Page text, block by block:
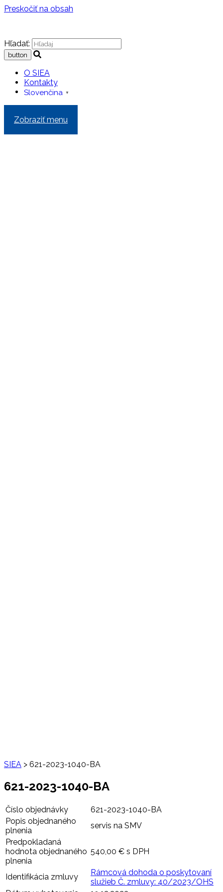
Preskočiť na obsah
Hľadať:
O SIEA
Kontakty
Slovenčina ▼
Zobraziť menu
SIEA > 621-2023-1040-BA
621-2023-1040-BA
Číslo objednávky
621-2023-1040-BA
Popis objednaného
plnenia
servis na SMV
Predpokladaná
hodnota objednaného
plnenia
540,00 € s DPH
Identifikácia zmluvy
Rámcová dohoda o poskytovaní
služieb Č. zmluvy: 40/2023/OHS